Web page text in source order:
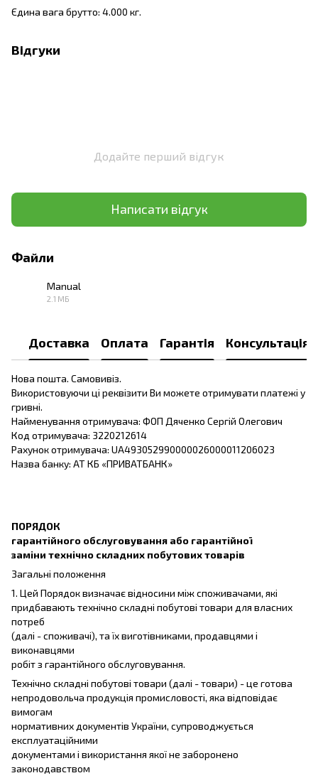
Єдина вага брутто: 4.000 кг.
Відгуки
Додайте перший відгук
Написати відгук
Файли
Manual
2.1 МБ
Доставка Оплата Гарантія Консультація
Нова пошта. Самовивіз.
Використовуючи ці реквізити Ви можете отримувати платежі у
гривні.
Найменування отримувача: ФОП Дяченко Сергій Олегович
Код отримувача: 3220212614
Рахунок отримувача: UA493052990000026000011206023
Назва банку: АТ КБ «ПРИВАТБАНК»
ПОРЯДОК
гарантійного обслуговування або гарантійної
заміни технічно складних побутових товарів
Загальні положення
1. Цей Порядок визначає відносини між споживачами, які
придбавають технічно складні побутові товари для власних
потреб
(далі - споживачі), та їх виготівниками, продавцями і
виконавцями
робіт з гарантійного обслуговування.
Технічно складні побутові товари (далі - товари) - це готова
непродовольча продукція промисловості, яка відповідає
вимогам
нормативних документів України, супроводжується
експлуатаційними
документами і використання якої не заборонено
законодавством